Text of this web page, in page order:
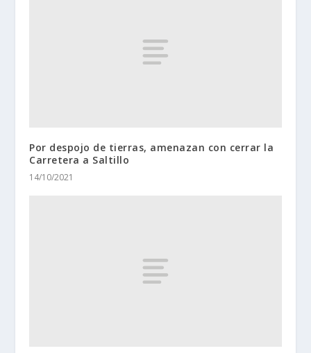
Por despojo de tierras, amenazan con cerrar la
Carretera a Saltillo
14/10/2021